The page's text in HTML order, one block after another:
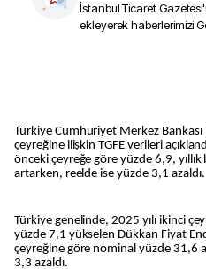
İstanbul Ticaret Gazetesi
ekleyerek haberlerimizi
Türkiye Cumhuriyet Merkez Bankası
çeyreğine ilişkin TGFE verileri
önceki çeyreğe göre yüzde 6,9,
artarken, reelde ise yüzde 3,1 azaldı.
Türkiye genelinde, 2025 yılı ikinci
yüzde 7,1 yükselen Dükkan Fiyat
çeyreğine göre nominal yüzde 31,6
3,3 azaldı.